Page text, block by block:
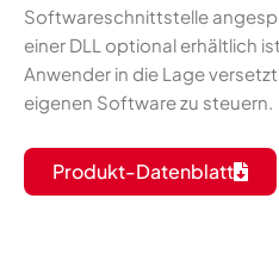
Softwareschnittstelle
einer DLL optional erhältlich
Anwender in die Lage
eigenen Software zu steuern.
Produkt-Datenblatt